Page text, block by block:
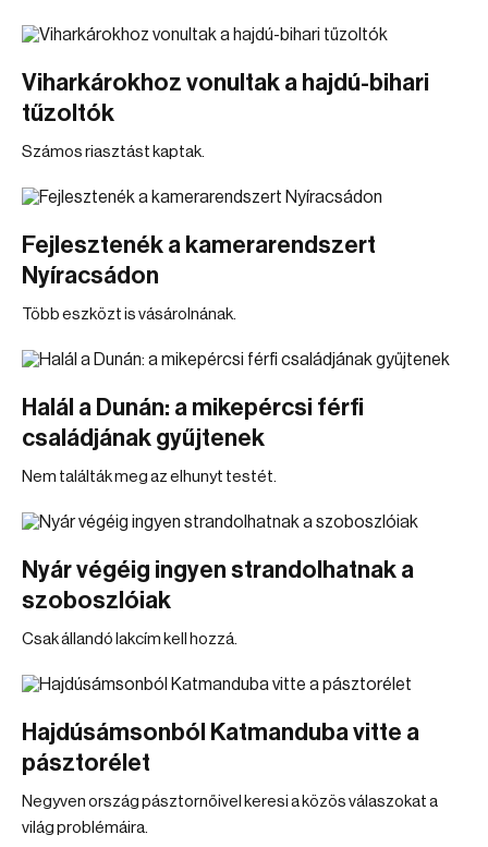
Viharkárokhoz vonultak a hajdú-bihari
tűzoltók
Számos riasztást kaptak.
Fejlesztenék a kamerarendszert
Nyíracsádon
Több eszközt is vásárolnának.
Halál a Dunán: a mikepércsi férfi
családjának gyűjtenek
Nem találták meg az elhunyt testét.
Nyár végéig ingyen strandolhatnak a
szoboszlóiak
Csak állandó lakcím kell hozzá.
Hajdúsámsonból Katmanduba vitte a
pásztorélet
Negyven ország pásztornőivel keresi a közös válaszokat a
világ problémáira.